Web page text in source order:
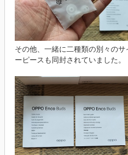
その他、一緒に二種類の別々の
ーピースも同封されていました。